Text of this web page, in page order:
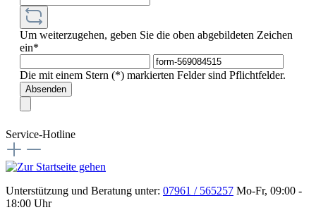
Um weiterzugehen, geben Sie die oben abgebildeten Zeichen
ein*
Die mit einem Stern (*) markierten Felder sind Pflichtfelder.
Absenden
Service-Hotline
Unterstützung und Beratung unter: 07961 / 565257 Mo-Fr, 09:00 -
18:00 Uhr